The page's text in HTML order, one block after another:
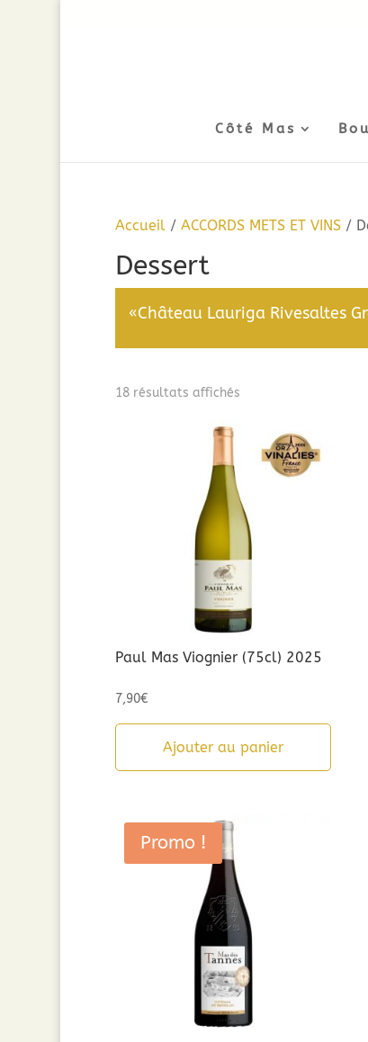
Côté Mas
Accueil/ ACCORDS METS ET VINS/
Dessert
«Château Lauriga Rivesaltes
18 résultats affichésTrié
popularité
Paul Mas Viognier (75cl) 2025
7,90€
Ajouter au panier
Promo !